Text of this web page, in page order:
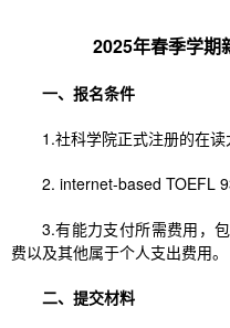
2025年春季学期
一、报名条件
1.社科学院正式注册的在读
2. internet-based TOEFL
3.有能力支付所需费用，
费以及其他属于个人支出费用。
二、提交材料